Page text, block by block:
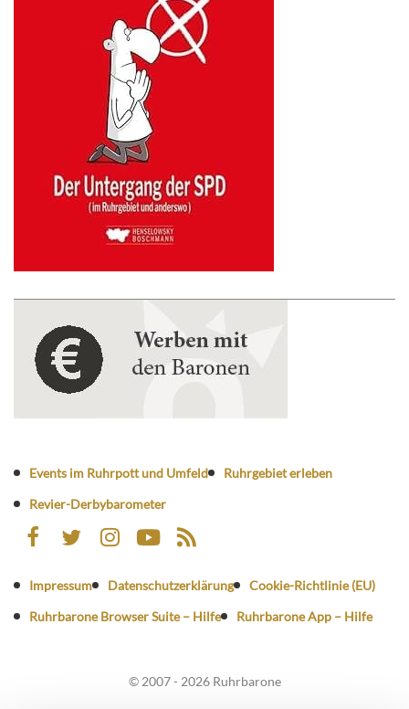
Events im Ruhrpott und Umfeld
Ruhrgebiet erleben
Revier-Derbybarometer
Impressum Datenschutzerklärung
Cookie-Richtlinie (EU)
Ruhrbarone Browser Suite – Hilfe
Ruhrbarone App – Hilfe
© 2007 - 2026 Ruhrbarone